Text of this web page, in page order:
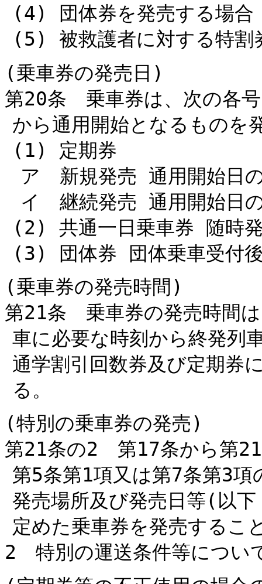
(4) 団体券を発売する場合
(5) 被救護者に対する特割
(乗車券の発売日)
第20条 乗車券は、次の各
から通用開始となるものを
(1) 定期券
ア 新規発売 通用開始日
イ 継続発売 通用開始日
(2) 共通一日乗車券 随時
(3) 団体券 団体乗車受付
(乗車券の発売時間)
第21条 乗車券の発売時間
車に必要な時刻から終発列
通学割引回数券及び定期券
る。
(特別の乗車券の発売)
第21条の2 第17条から第
第5条第1項又は第7条第3項
発売場所及び発売日等(以
定めた乗車券を発売するこ
2 特別の運送条件等につい